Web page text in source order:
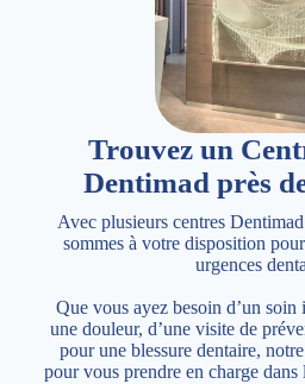
Trouvez un
Dentimad près
Avec plusieurs centres
sommes à votre disposition
urgences
Que vous ayez besoin d’un
une douleur, d’une visite de
pour une blessure dentaire,
pour vous prendre en charge